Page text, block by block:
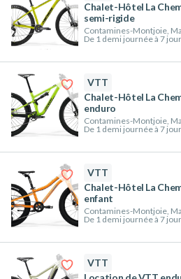
Chalet-Hôtel La
semi-rigide
De 1 demi journée à 7
VTT
Chalet-Hôtel La
enduro
De 1 demi journée à 7
VTT
Chalet-Hôtel La
enfant
De 1 demi journée à 7
VTT